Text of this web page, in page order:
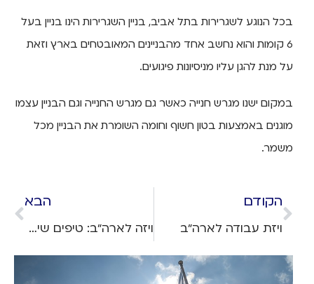
בכל הנוגע לשגרירות בתל אביב, בניין השגרירות הינו בניין בעל
6 קומות והוא נחשב אחד מהבניינים המאובטחים בארץ וזאת
על מנת להגן עליו מניסיונות פיגועים.
במקום ישנו מגרש חנייה כאשר גם מגרש החנייה וגם הבניין עצמו
מוגנים באמצעות בטון חשוף וחומה השומרת את הבניין מכל
משמר.
הקודם
ויזת עבודה לארה"ב
הבא
ויזה לארה"ב: טיפים שימושיים